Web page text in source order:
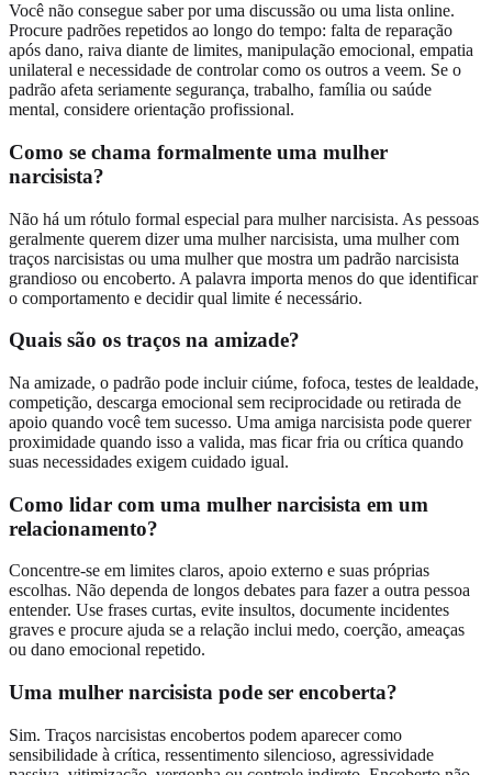
Você não consegue saber por uma discussão ou uma lista online.
Procure padrões repetidos ao longo do tempo: falta de reparação
após dano, raiva diante de limites, manipulação emocional, empatia
unilateral e necessidade de controlar como os outros a veem. Se o
padrão afeta seriamente segurança, trabalho, família ou saúde
mental, considere orientação profissional.
Como se chama formalmente uma mulher
narcisista?
Não há um rótulo formal especial para mulher narcisista. As pessoas
geralmente querem dizer uma mulher narcisista, uma mulher com
traços narcisistas ou uma mulher que mostra um padrão narcisista
grandioso ou encoberto. A palavra importa menos do que identificar
o comportamento e decidir qual limite é necessário.
Quais são os traços na amizade?
Na amizade, o padrão pode incluir ciúme, fofoca, testes de lealdade,
competição, descarga emocional sem reciprocidade ou retirada de
apoio quando você tem sucesso. Uma amiga narcisista pode querer
proximidade quando isso a valida, mas ficar fria ou crítica quando
suas necessidades exigem cuidado igual.
Como lidar com uma mulher narcisista em um
relacionamento?
Concentre-se em limites claros, apoio externo e suas próprias
escolhas. Não dependa de longos debates para fazer a outra pessoa
entender. Use frases curtas, evite insultos, documente incidentes
graves e procure ajuda se a relação inclui medo, coerção, ameaças
ou dano emocional repetido.
Uma mulher narcisista pode ser encoberta?
Sim. Traços narcisistas encobertos podem aparecer como
sensibilidade à crítica, ressentimento silencioso, agressividade